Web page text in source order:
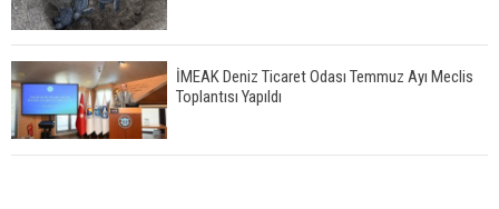
İMEAK Deniz Ticaret Odası Temmuz Ayı Meclis
Toplantısı Yapıldı